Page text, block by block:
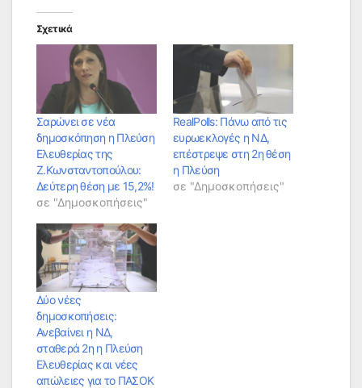
Σχετικά
Σαρώνει σε νέα
δημοσκόπηση η Πλεύση
Ελευθερίας της
Ζ.Κωνσταντοπούλου:
Δεύτερη θέση με 15,2%!
σε "Δημοσκοπήσεις"
RealPolls: Πάνω από τις
ευρωεκλογές η ΝΔ,
επέστρεψε στη 2η θέση
η Πλεύση
σε "Δημοσκοπήσεις"
Δύο νέες
δημοσκοπήσεις:
Ανεβαίνει η ΝΔ,
σταθερά 2η η Πλεύση
Ελευθερίας και νέες
απώλειες για το ΠΑΣΟΚ